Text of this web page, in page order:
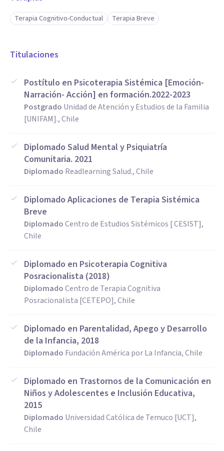
Terapia Cognitivo-Conductual Terapia Breve
Titulaciones
Postítulo en Psicoterapia Sistémica [Emoción-
Narración- Acción] en formación.2022-2023
Postgrado Unidad de Atención y Estudios de la Familia
[UNIFAM]., Chile
Diplomado Salud Mental y Psiquiatría
Comunitaria. 2021
Diplomado Readlearning Salud., Chile
Diplomado Aplicaciones de Terapia Sistémica
Breve
DiplomadoCentro de Estudios Sistémicos [ CESIST],
Chile
Diplomado en Psicoterapia Cognitiva
Posracionalista (2018)
DiplomadoCentro de Terapia Cognitiva
Posracionalista [CETEPO], Chile
Diplomado en Parentalidad, Apego y Desarrollo
de la Infancia, 2018
Diplomado Fundación América por La Infancia, Chile
Diplomado en Trastornos de la Comunicación en
Niños y Adolescentes e Inclusión Educativa,
2015
Diplomado Universidad Católica de Temuco [UCT],
Chile